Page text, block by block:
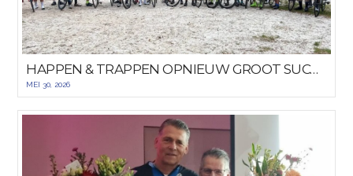
HAPPEN & TRAPPEN OPNIEUW GROOT SUCCES
MEI 30, 2026